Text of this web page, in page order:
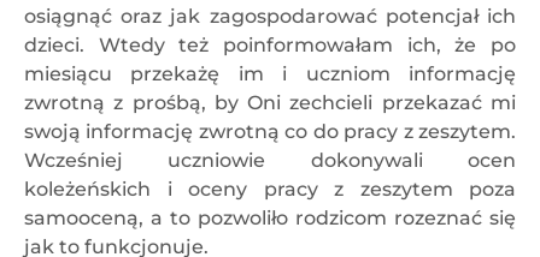
osiągnąć oraz jak zagospodarować potencjał ich
dzieci. Wtedy też poinformowałam ich, że po
miesiącu przekażę im i uczniom informację
zwrotną z prośbą, by Oni zechcieli przekazać mi
swoją informację zwrotną co do pracy z zeszytem.
Wcześniej uczniowie dokonywali ocen
koleżeńskich i oceny pracy z zeszytem poza
samooceną, a to pozwoliło rodzicom rozeznać się
jak to funkcjonuje.